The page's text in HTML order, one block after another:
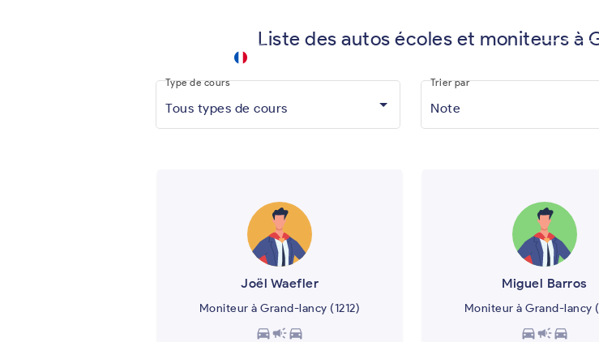
Liste des autos écoles et moniteurs à
Tous types de cours
Type de cours
Note
Trier par
Joël Waefler
Moniteur à Grand-lancy (1212)
directions_carcampaigndirections_car
Miguel Barros
Moniteur à Grand-lancy
directions_carcampaigndirections_car